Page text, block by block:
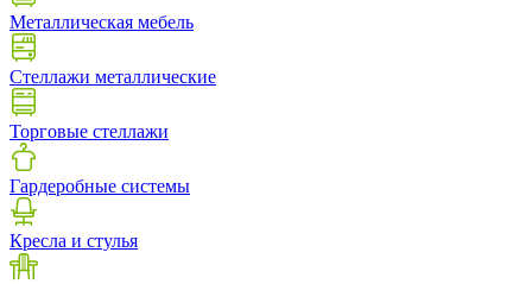
Металлическая мебель
Стеллажи металлические
Торговые стеллажи
Гардеробные системы
Кресла и стулья